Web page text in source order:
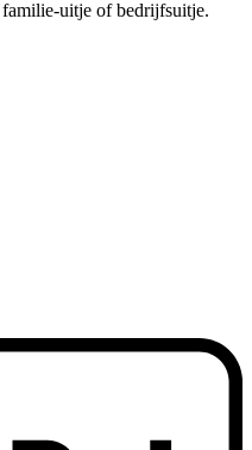
uitje of bedrijfsuitje.